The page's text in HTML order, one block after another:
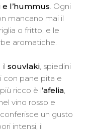
l’hummus. Ogni
mancano mai il
o fritto, e le
aromatiche.
souvlaki, spiedini
con pane pita e
ricco è l’afelia,
vino rosso e
un gusto
intensi, il